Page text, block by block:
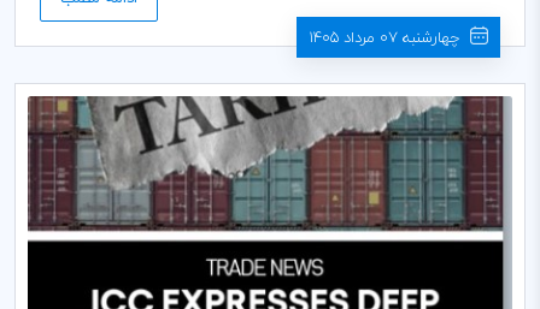
چهارشنبه 07 مرداد 1405